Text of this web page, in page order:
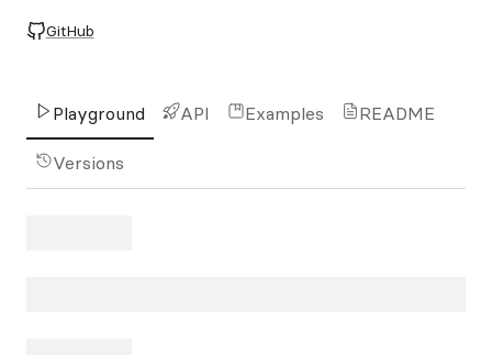
GitHub
Playground API Examples README
Versions